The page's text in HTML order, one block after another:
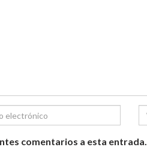
comentarios a esta entrada.